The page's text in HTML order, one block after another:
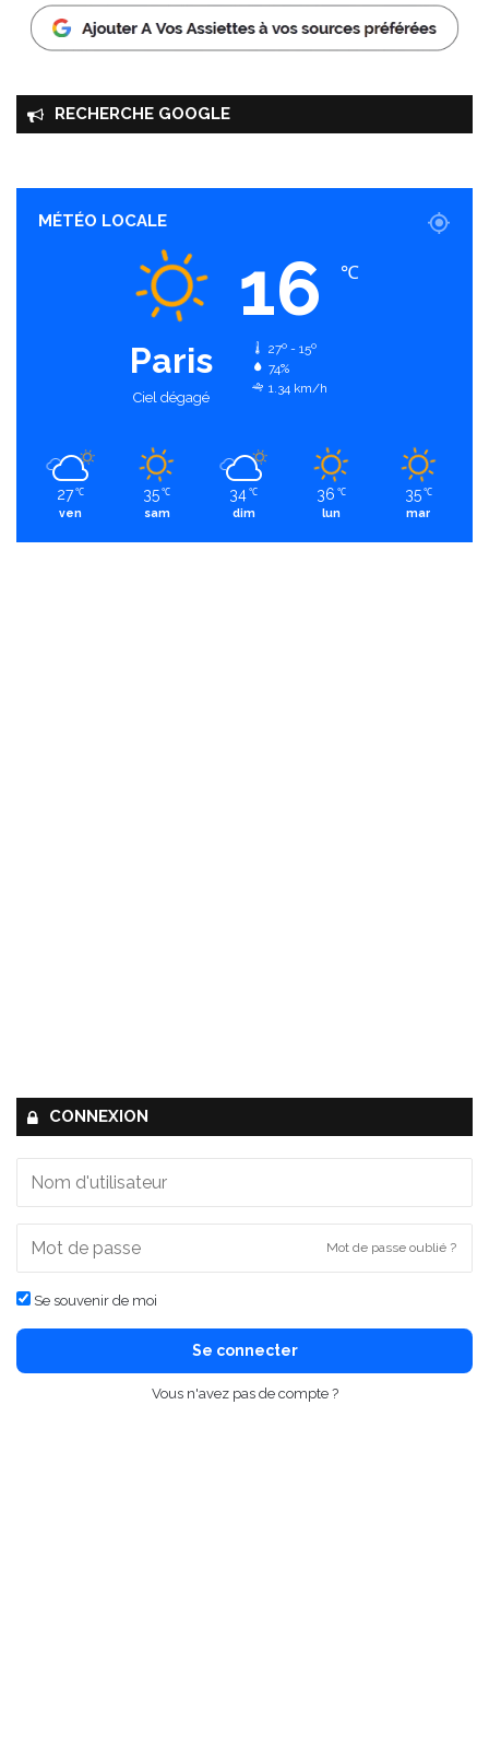
RECHERCHE GOOGLE
MÉTÉO LOCALE
Paris
Ciel dégagé
16 ℃
27º - 15º
74%
1.34 km/h
27 ℃
ven
35 ℃
sam
34 ℃
dim
36 ℃
lun
35 ℃
mar
CONNEXION
Mot de passe oublié ?
Se souvenir de moi
Se connecter
Vous n'avez pas de compte ?